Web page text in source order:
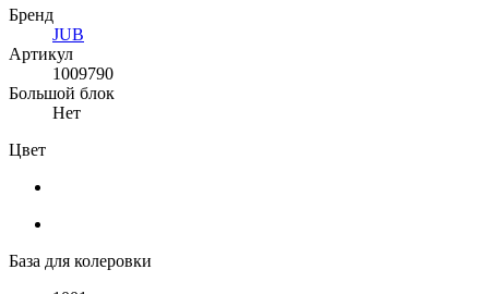
Бренд
JUB
Артикул
1009790
Большой блок
Нет
Цвет
База для колеровки